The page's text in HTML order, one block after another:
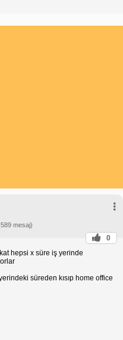
mesaj)
0
hepsi x süre iş yerinde
süreden kısıp home office